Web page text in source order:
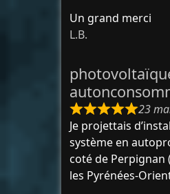
Un grand merci
L.B.
23
Je projettais
système en
coté de Perpignan
les Pyrénées-